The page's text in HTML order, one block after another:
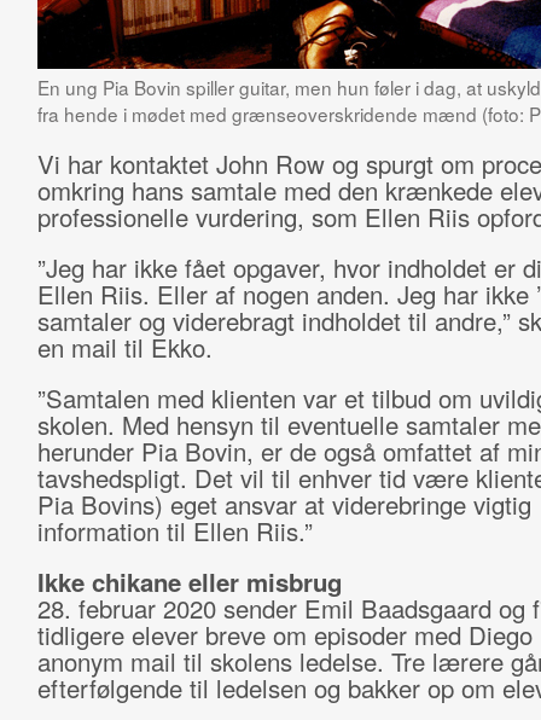
En ung Pia Bovin spiller guitar, men hun føler i dag, at
fra hende i mødet med grænseoverskridende mænd (foto:
Vi har kontaktet John Row og spurgt om
omkring hans samtale med den krænkede
professionelle vurdering, som Ellen Riis
”Jeg har ikke fået opgaver, hvor indholdet er
Ellen Riis. Eller af nogen anden. Jeg har ikke
samtaler og viderebragt indholdet til andre,”
en mail til Ekko.
”Samtalen med klienten var et tilbud om
skolen. Med hensyn til eventuelle samtaler
herunder Pia Bovin, er de også omfattet af
tavshedspligt. Det vil til enhver tid være
Pia Bovins) eget ansvar at viderebringe vigtig
information til Ellen Riis.”
Ikke chikane eller misbrug
28. februar 2020 sender Emil Baadsgaard og
tidligere elever breve om episoder med Diego
anonym mail til skolens ledelse. Tre lærere
efterfølgende til ledelsen og bakker op om